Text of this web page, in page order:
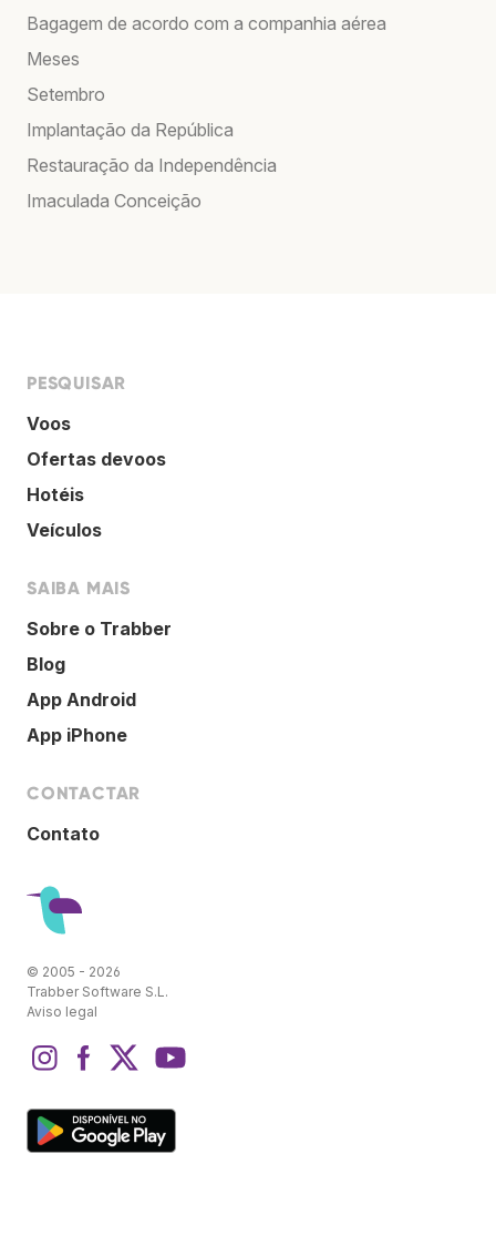
Bagagem de acordo com a companhia aérea
Meses
Setembro
Implantação da República
Restauração da Independência
Imaculada Conceição
PESQUISAR
Voos
Ofertas devoos
Hotéis
Veículos
SAIBA MAIS
Sobre o Trabber
Blog
App Android
App iPhone
CONTACTAR
Contato
© 2005 - 2026
Trabber Software S.L.
Aviso legal